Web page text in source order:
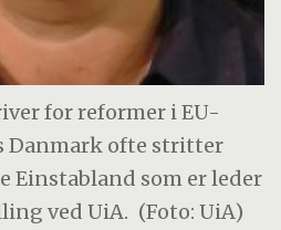
for reformer i EU-
Danmark ofte stritter
Einstabland som er leder
ved UiA. (Foto: UiA)